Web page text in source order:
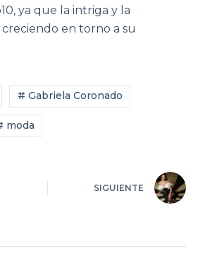
ya que la intriga y la
en torno a su
# Gabriela Coronado
moda
SIGUIENTE